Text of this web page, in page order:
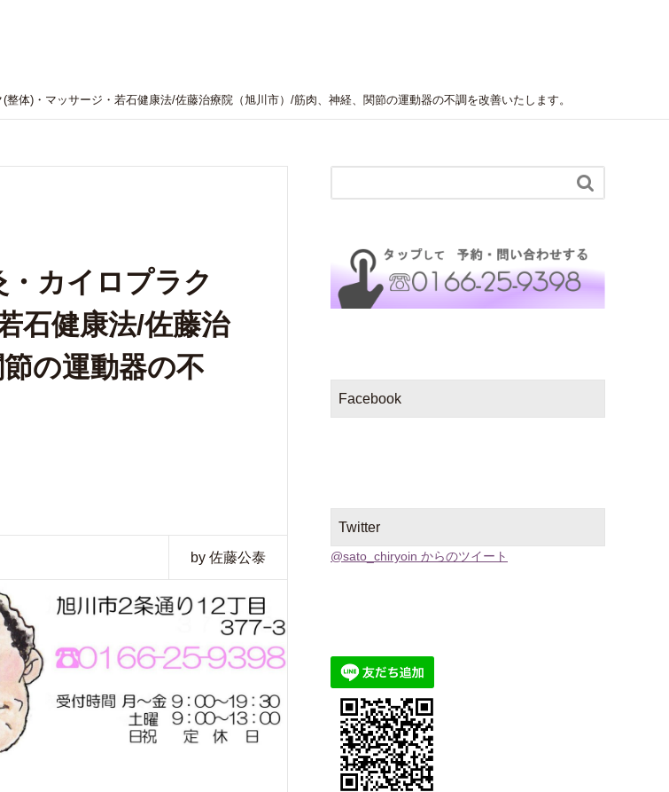
体)・マッサージ・若石健康法/佐藤治療院（旭川市）/筋肉、神経、関節の運動器の不調を改善いたします。
カイロプラク
石健康法/佐藤治
の運動器の不
by 佐藤公泰

Facebook
Twitter
@sato_chiryoin からのツイート